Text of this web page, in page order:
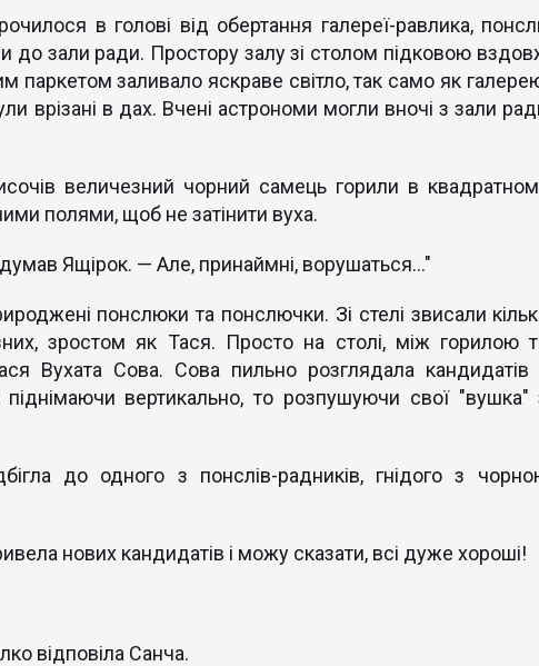
в голові від обертання галереї-равлика,
до зали ради. Простору залу зі столом підковою
паркетом заливало яскраве світло, так само як
врізані в дах. Вчені астрономи могли вночі з зали
величезний чорний самець горили в
полями, щоб не затінити вуха.
Ящірок. — Але, принаймні, ворушаться..."
понслюки та понслючки. Зі стелі звисали
зростом як Тася. Просто на столі, між горилою
Вухата Сова. Сова пильно розглядала кандидатів
вертикально, то розпушуючи свої "вушка"
до одного з понслів-радників, гнідого з
нових кандидатів і можу сказати, всі дуже хороші!
відповіла Санча.